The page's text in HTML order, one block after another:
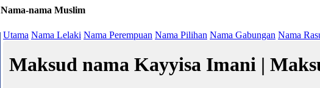
Nama-nama Muslim
Utama Nama Lelaki Nama Perempuan Nama Pilihan Nama Gabungan Nama
Maksud nama Kayyisa Imani |